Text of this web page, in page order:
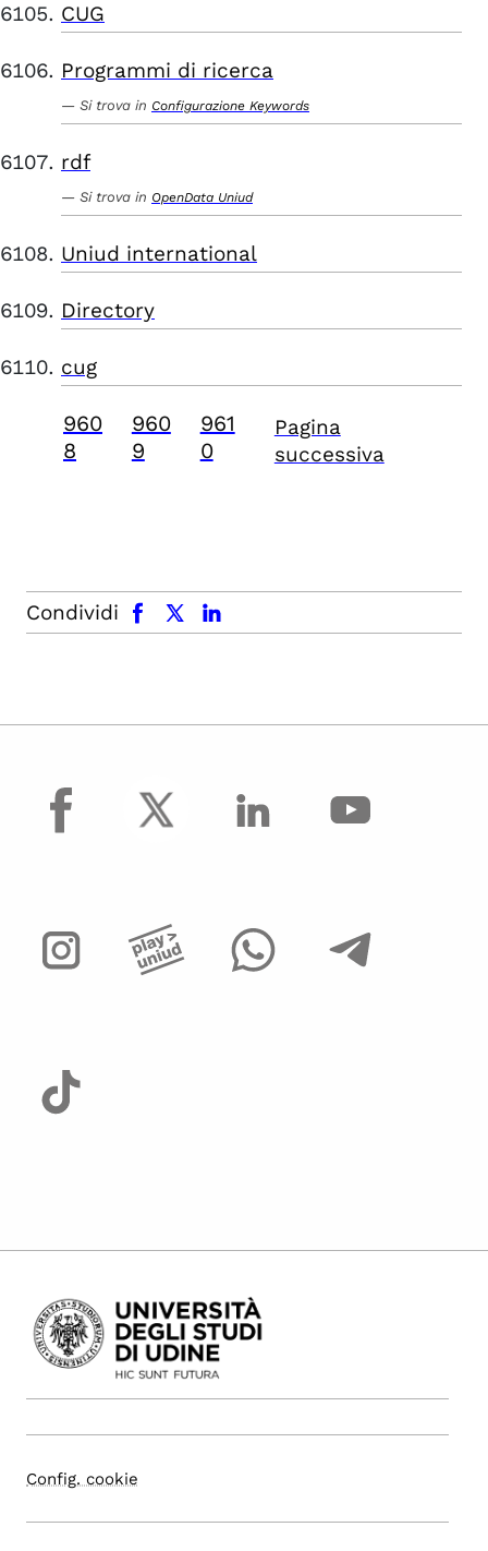
CUG
Programmi di ricerca
Si trova in Configurazione Keywords
rdf
Si trova in OpenData Uniud
Uniud international
Directory
cug
960
8
960
9
961
0
Pagina
successiva
Condividi
facebook x.com linkedin
facebook
Config. cookie